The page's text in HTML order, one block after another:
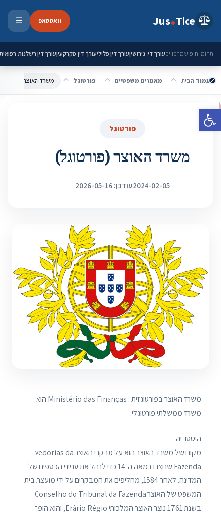
פתח סרגל נגישות
Jus Tice וואטסאפ ☰
תחומי חיפוש מרכזייםעורך דין גירושיןעורך דין פליליעורך דין מקרקעיןעורך דין רשלנות רפואית
עמוד הבית מאמרים משפטיים פורטוגל משרד האוצר
פורטוגל
משרד האוצר (פורטוגל)
2024-02-05עודכן: 2026-05-16
משרד האוצר בפורטוגזית : Ministério das Finanças הוא
משרד ממשלתי פורטוגלי.
היסטוריה
מקורו של משרד האוצר הוא על מבקרי האוצר vedorias da
Fazenda שנוצרו במאה ה-14 כדי לנהל את ענייני הכספים של
המדינה. לאחר 1584, מחליפים את המבקרים על ידי מועצת בית
המשפט של האוצר Conselho do Tribunal da Fazenda.
בשנת 1761 נוצר האוצר המלכותי Erário Régio, והוא הופך